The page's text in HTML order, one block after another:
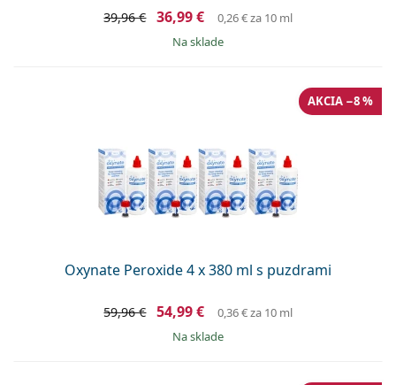
39,96 € 36,99 € 0,26 €za 10 ml
na sklade
Oxynate Peroxide 4 x 380 ml s puzdrami
AKCIA −8 %
59,96 € 54,99 € 0,36 €za 10 ml
na sklade